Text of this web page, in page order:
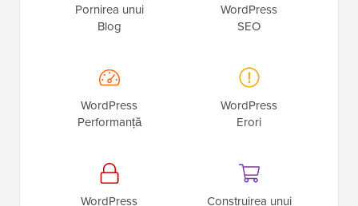
Pornirea unui
Blog
WordPress
SEO
WordPress
Performanță
WordPress
Erori
WordPress
Construirea unui